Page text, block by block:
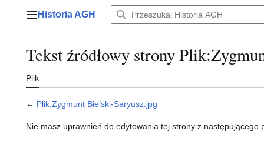
Menu główne
Historia AGH
Tekst źródłowy strony
Plik
← Plik:Zygmunt Bielski-Saryusz.jpg
Nie masz uprawnień do edytowania tej strony z następującego